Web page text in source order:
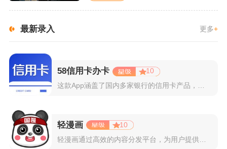
最新录入 更多+
58信用卡办卡
10
这款App涵盖了国内多家银行的信用卡产品，支持用户根据自己的...
轻漫画
10
轻漫画通过高效的内容分发平台，为用户提供高清、全彩的漫画阅读...